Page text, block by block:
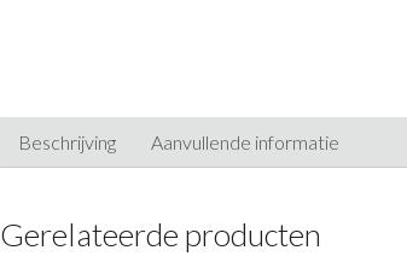
Beschrijving Aanvullende informatie
Gerelateerde producten